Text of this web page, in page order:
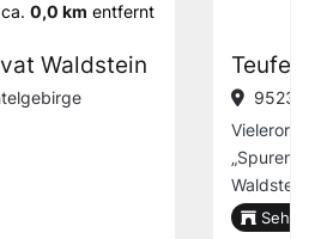
ca. 0,0 km entfernt
Waldstein
95239
Vielerorts
„Spuren
Waldstein.